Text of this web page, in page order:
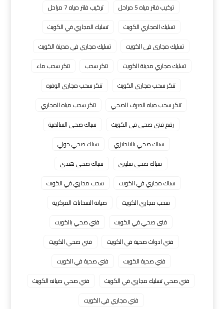
تركيب فلتر مياه 5 مراحل
تركيب فلتر مياه 7 مراحل
تسليك المجاري الكويت
تسليك المجاري في الكويت
تسليك مجارى فى الكويت
تسليك مجاري في مدينة الكويت
تسليك مجاري مدينة الكويت
تنكر سحب
تنكر سحب ماء
تنكر سحب مجاري الكويت
تنكر سحب مجاري الوفره
تنكر سحب مياه الصرف الصحي
تنكر سحب مياه المجاري
رقم فني صحي في الكويت
سباك صحي السالمية
سباك صحي بالانجليزي
سباك صحي حولي
سباك صحي سلوى
سباك صحي هندي
سباك مجاري في الكويت
سحب مجاري في الكويت
سحب مجاري الكويت
صيانة السخانات المركزية
فنى صحي في الكويت
فني صحي بالكويت
فني ادوات صحية في الكويت
فني صحي الكويت
فني صحية الكويت
فني صحية في الكويت
فني صحي تسليك مجاري في الكويت
فني صحي صيانه الكويت
فني مجاري في الكويت